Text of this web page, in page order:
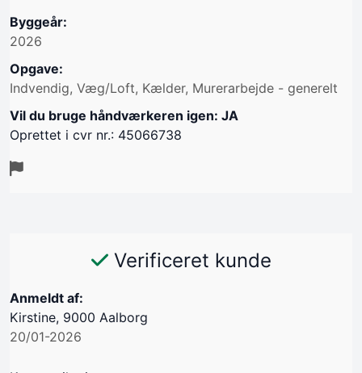
Byggeår:
2026
Opgave:
Indvendig, Væg/Loft, Kælder, Murerarbejde - generelt
Vil du bruge håndværkeren igen: JA
Oprettet i cvr nr.: 45066738
Verificeret kunde
Anmeldt af:
Kirstine, 9000 Aalborg
20/01-2026